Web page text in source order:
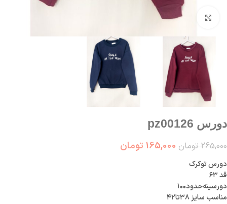
بزرگنمایی تصویر
دورس pz00126
265,000 تومان 165,000 تومان
دورس توکرک
قد ۶۳
دورسینه‌حدود‌۱۰۰
مناسب سایز ۳۸تا۴۲